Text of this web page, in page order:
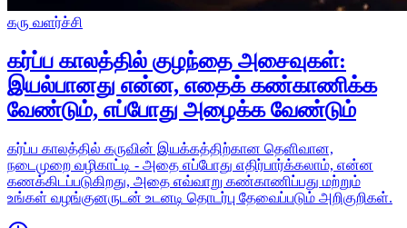
கரு வளர்ச்சி
கர்ப்ப காலத்தில் குழந்தை அசைவுகள்:
இயல்பானது என்ன, எதைக் கண்காணிக்க
வேண்டும், எப்போது அழைக்க வேண்டும்
கர்ப்ப காலத்தில் கருவின் இயக்கத்திற்கான தெளிவான,
நடைமுறை வழிகாட்டி - அதை எப்போது எதிர்பார்க்கலாம், என்ன
கணக்கிடப்படுகிறது, அதை எவ்வாறு கண்காணிப்பது மற்றும்
உங்கள் வழங்குனருடன் உடனடி தொடர்பு தேவைப்படும் அறிகுறிகள்.